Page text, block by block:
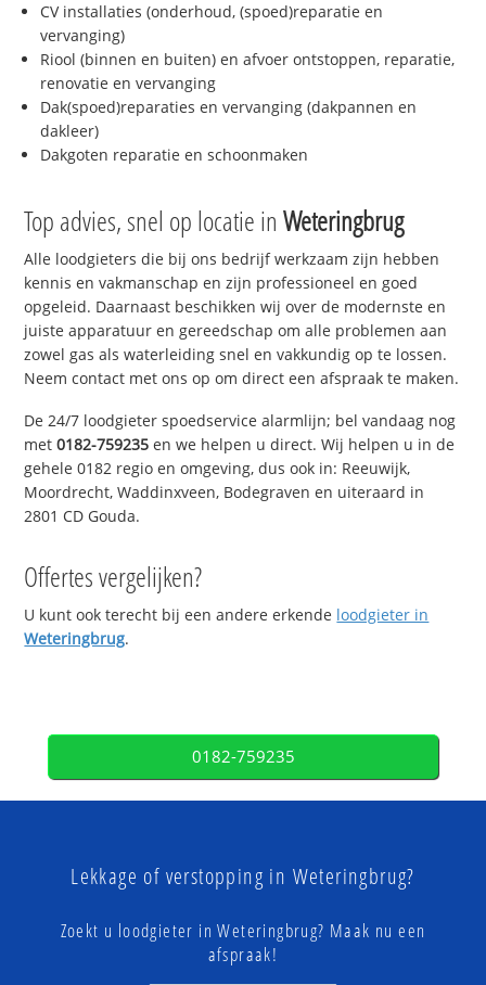
CV installaties (onderhoud, (spoed)reparatie en
vervanging)
Riool (binnen en buiten) en afvoer ontstoppen, reparatie,
renovatie en vervanging
Dak(spoed)reparaties en vervanging (dakpannen en
dakleer)
Dakgoten reparatie en schoonmaken
Top advies, snel op locatie inWeteringbrug
Alle loodgieters die bij ons bedrijf werkzaam zijn hebben
kennis en vakmanschap en zijn professioneel en goed
opgeleid. Daarnaast beschikken wij over de modernste en
juiste apparatuur en gereedschap om alle problemen aan
zowel gas als waterleiding snel en vakkundig op te lossen.
Neem contact met ons op om direct een afspraak te maken.
De 24/7 loodgieter spoedservice alarmlijn; bel vandaag nog
met0182-759235 en we helpen u direct. Wij helpen u in de
gehele 0182 regio en omgeving, dus ook in: Reeuwijk,
Moordrecht, Waddinxveen, Bodegraven en uiteraard in
2801 CD Gouda.
Offertes vergelijken?
U kunt ook terecht bij een andere erkende loodgieter in
Weteringbrug.
0182-759235
Lekkage of verstopping in Weteringbrug?
Zoekt u loodgieter in Weteringbrug? Maak nu een
afspraak!